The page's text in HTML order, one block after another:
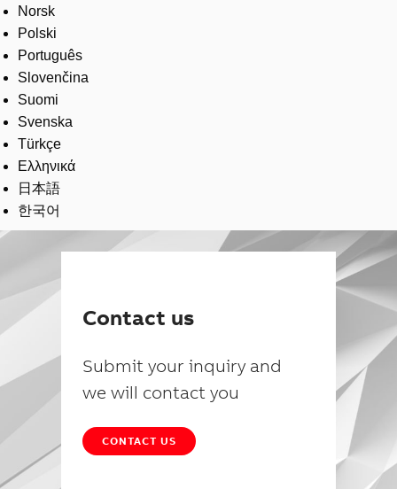
Norsk
Polski
Português
Slovenčina
Suomi
Svenska
Türkçe
Ελληνικά
日本語
한국어
Contact us
Submit your inquiry and
we will contact you
CONTACT US